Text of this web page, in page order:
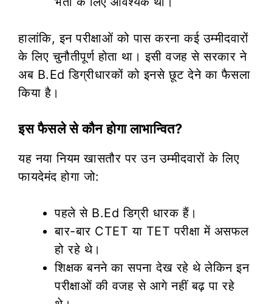
हालांकि, इन परीक्षाओं को पास करना कई उम्मीदवारों
के लिए चुनौतीपूर्ण होता था। इसी वजह से सरकार ने
अब B.Ed डिग्रीधारकों को इनसे छूट देने का फैसला
किया है।
इस फैसले से कौन होगा लाभान्वित?
यह नया नियम खासतौर पर उन उम्मीदवारों के लिए
फायदेमंद होगा जो:
पहले से B.Ed डिग्री धारक हैं।
बार-बार CTET या TET परीक्षा में असफल
हो रहे थे।
शिक्षक बनने का सपना देख रहे थे लेकिन इन
परीक्षाओं की वजह से आगे नहीं बढ़ पा रहे